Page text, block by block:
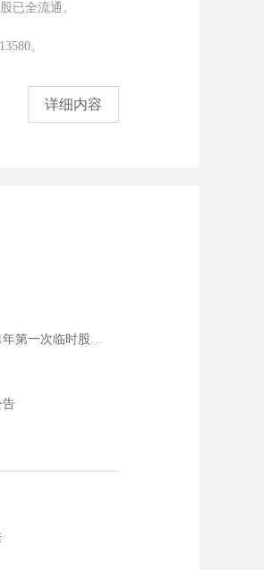
已全流通。
。
详细内容
时股东大会的通知
告